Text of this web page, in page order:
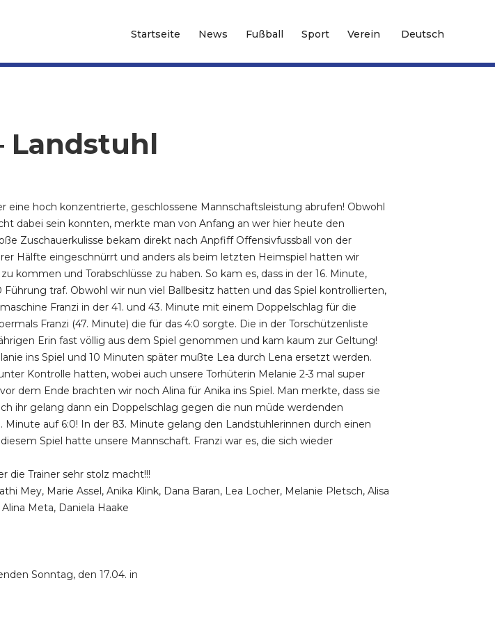
Startseite News Fußball Sport Verein Deutsch
Landstuhl
eine hoch konzentrierte, geschlossene Mannschaftsleistung abrufen! Obwohl
dabei sein konnten, merkte man von Anfang an wer hier heute den
Zuschauerkulisse bekam direkt nach Anpfiff Offensivfussball von der
Hälfte eingeschnürrt und anders als beim letzten Heimspiel hatten wir
kommen und Torabschlüsse zu haben. So kam es, dass in der 16. Minute,
traf. Obwohl wir nun viel Ballbesitz hatten und das Spiel kontrollierten,
Franzi in der 41. und 43. Minute mit einem Doppelschlag für die
Franzi (47. Minute) die für das 4:0 sorgte. Die in der Torschützenliste
Erin fast völlig aus dem Spiel genommen und kam kaum zur Geltung!
ins Spiel und 10 Minuten später mußte Lea durch Lena ersetzt werden.
Kontrolle hatten, wobei auch unsere Torhüterin Melanie 2-3 mal super
dem Ende brachten wir noch Alina für Anika ins Spiel. Man merkte, dass sie
ihr gelang dann ein Doppelschlag gegen die nun müde werdenden
Minute auf 6:0! In der 83. Minute gelang den Landstuhlerinnen durch einen
Spiel hatte unsere Mannschaft. Franzi war es, die sich wieder
die Trainer sehr stolz macht!!!
Mey, Marie Assel, Anika Klink, Dana Baran, Lea Locher, Melanie Pletsch, Alisa
Meta, Daniela Haake
Sonntag, den 17.04. in